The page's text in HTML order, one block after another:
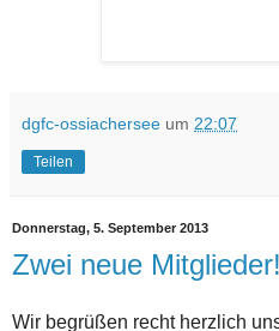
dgfc-ossiachersee um 22:07
Teilen
Donnerstag, 5. September 2013
Zwei neue Mitglieder!
Wir begrüßen recht herzlich